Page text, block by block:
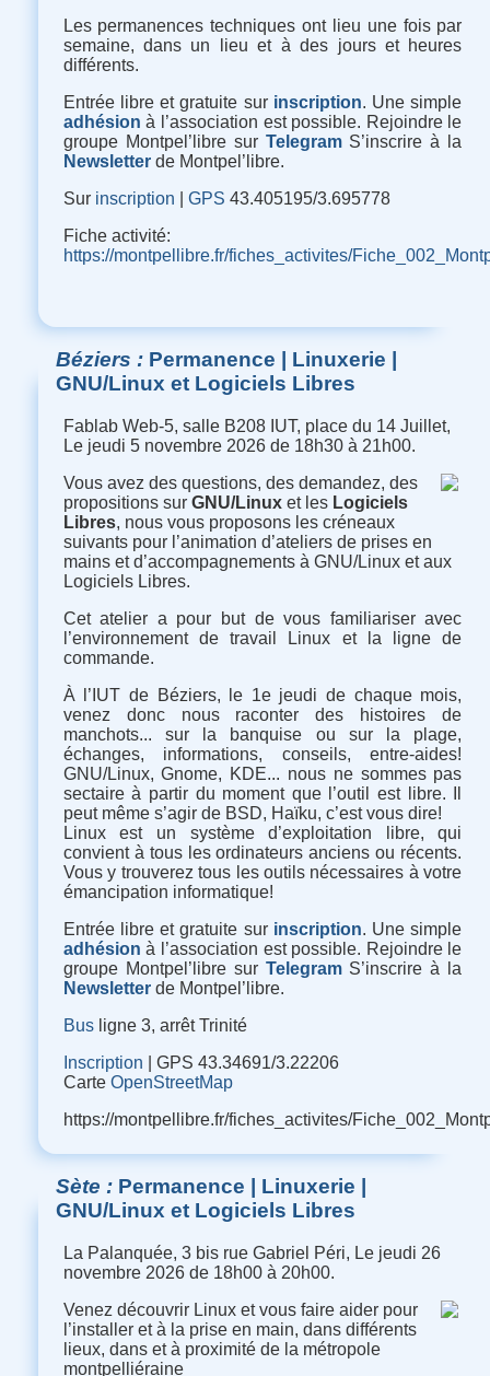
Les permanences techniques ont lieu une fois par
semaine, dans un lieu et à des jours et heures
différents.
Entrée libre et gratuite sur inscription. Une simple
adhésion à l’association est possible. Rejoindre le
groupe Montpel’libre sur TelegramS’inscrire à la
Newsletterde Montpel’libre.
Sur inscription GPS 43.405195/3.695778
Fiche activité:
https://montpellibre.fr/fiches_activites/
Béziers Permanence | Linuxerie |
GNU/Linux et Logiciels Libres
Fablab Web-5, salle B208 IUT, place du 14 Juillet,
Le jeudi 5 novembre 2026 de 18h30 à 21h00.
Vous avez des questions, des demandez, des
propositions sur GNU/Linuxet les Logiciels
Libres, nous vous proposons les créneaux
suivants pour l’animation d’ateliers de prises en
mains et d’accompagnements à GNU/Linux et aux
Logiciels Libres.
Cet atelier a pour but de vous familiariser avec
l’environnement de travail Linux et la ligne de
commande.
À l’IUT de Béziers, le 1e jeudi de chaque mois,
venez donc nous raconter des histoires de
manchots... sur la banquise ou sur la plage,
échanges, informations, conseils, entre-aides!
GNU/Linux, Gnome, KDE... nous ne sommes pas
sectaire à partir du moment que l’outil est libre. Il
peut même s’agir de BSD, Haïku, c’est vous dire!
Linux est un système d’exploitation libre, qui
convient à tous les ordinateurs anciens ou récents.
Vous y trouverez tous les outils nécessaires à votre
émancipation informatique!
Entrée libre et gratuite sur inscription. Une simple
adhésion à l’association est possible. Rejoindre le
groupe Montpel’libre sur TelegramS’inscrire à la
Newsletterde Montpel’libre.
Busligne 3, arrêt Trinité
Inscription | GPS 43.34691/3.22206
Carte OpenStreetMap
https://montpellibre.fr/fiches_activites/
Sète Permanence | Linuxerie |
GNU/Linux et Logiciels Libres
La Palanquée, 3 bis rue Gabriel Péri, Le jeudi 26
novembre 2026 de 18h00 à 20h00.
Venez découvrir Linux et vous faire aider pour
l’installer et à la prise en main, dans différents
lieux, dans et à proximité de la métropole
montpelliéraine